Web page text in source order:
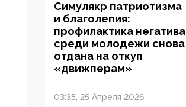
Симулякр патриотизма
и благолепия:
профилактика негатива
среди молодежи снова
отдана на откуп
«движперам»
03:35, 25 Апреля 2026